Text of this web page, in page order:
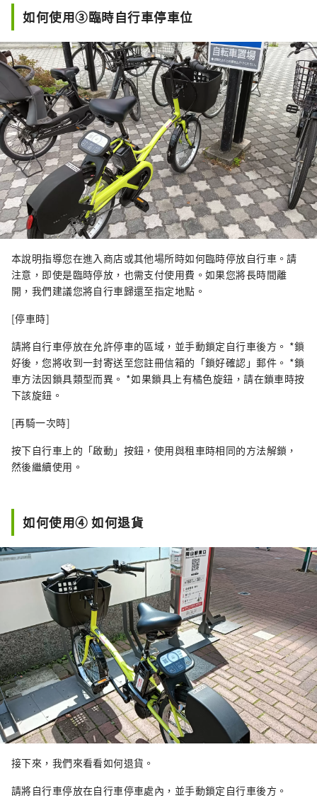
如何使用③臨時自行車停車位
本說明指導您在進入商店或其他場所時如何臨時停放自行車。請
注意，即使是臨時停放，​​也需支付使用費。如果您將長時間離
開，我們建議您將自行車歸還至指定地點。
[停車時]
請將自行車停放在允許停車的區域，並手動鎖定自行車後方。 *鎖
好後，您將收到一封寄送至您註冊信箱的「鎖好確認」郵件。 *鎖
車方法因鎖具類型而異。 *如果鎖具上有橘色旋鈕，請在鎖車時按
下該旋鈕。
[再騎一次時]
按下自行車上的「啟動」按鈕，使用與租車時相同的方法解鎖，
然後繼續使用。
如何使用④ 如何退貨
接下來，我們來看看如何退貨。
請將自行車停放在自行車停車處內，並手動鎖定自行車後方。